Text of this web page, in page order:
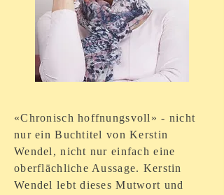
«Chronisch hoffnungsvoll» - nicht
nur ein Buchtitel von Kerstin
Wendel, nicht nur einfach eine
oberflächliche Aussage. Kerstin
Wendel lebt dieses Mutwort und